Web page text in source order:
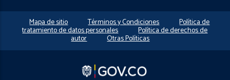
Mapa de sitio Términos y Condiciones Política de
tratamiento de datos personales Política de derechos de
autor Otras Políticas